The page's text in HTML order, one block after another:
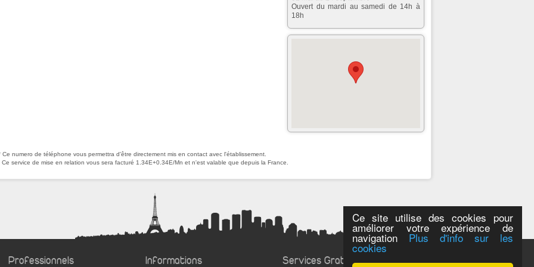
Ce site utilise des cookies pour
améliorer votre expérience de
navigation Plus d'info sur les
cookies
Ouvert du mardi au samedi de 14h à
18h
Ce numero de téléphone vous permettra d'être directement mis en contact avec l'établissement.
Ce service de mise en relation vous sera facturé 1.34E+0.34E/Mn et n'est valable que depuis la France.
Professionnels Informations Services Gratuits